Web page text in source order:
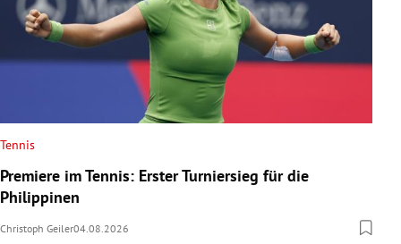
Tennis
Premiere im Tennis: Erster Turniersieg für die
Philippinen
Christoph Geiler04.08.2026